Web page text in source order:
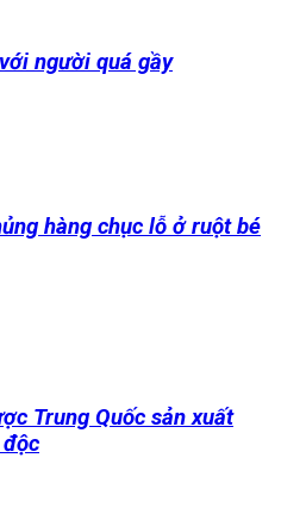
người quá gầy
hàng chục lỗ ở ruột bé
Trung Quốc sản xuất